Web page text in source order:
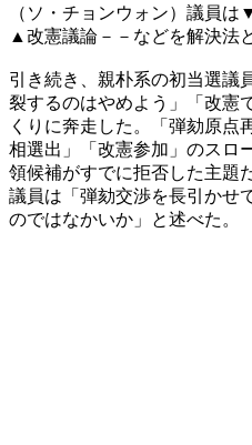
（ソ・チョンウォン）議員
▲改憲議論－－などを解決法
引き続き、親朴系の初当選議
裂するのはやめよう」「改憲
くりに奔走した。「弾劾原点
相選出」「改憲参加」のスロ
領候補がすでに拒否した主題
議員は「弾劾交渉を長引かせ
のではなかいか」と述べた。